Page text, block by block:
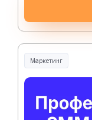
Маркетинг